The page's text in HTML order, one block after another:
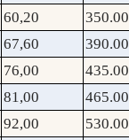
60,20 350.00
67,60 390.00
76,00 435.00
81,00 465.00
92,00 530.00